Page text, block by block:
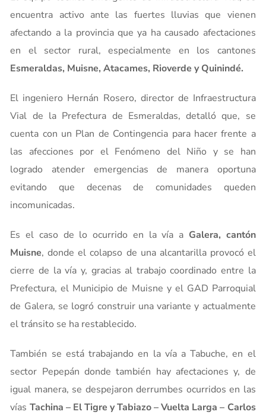
encuentra activo ante las fuertes lluvias que vienen
afectando a la provincia que ya ha causado afectaciones
en el sector rural, especialmente en los cantones
Esmeraldas, Muisne, Atacames, Rioverde y Quinindé.
El ingeniero Hernán Rosero, director de Infraestructura
Vial de la Prefectura de Esmeraldas, detalló que, se
cuenta con un Plan de Contingencia para hacer frente a
las afecciones por el Fenómeno del Niño y se han
logrado atender emergencias de manera oportuna
evitando que decenas de comunidades queden
incomunicadas.
Es el caso de lo ocurrido en la vía a Galera, cantón
Muisne, donde el colapso de una alcantarilla provocó el
cierre de la vía y, gracias al trabajo coordinado entre la
Prefectura, el Municipio de Muisne y el GAD Parroquial
de Galera, se logró construir una variante y actualmente
el tránsito se ha restablecido.
También se está trabajando en la vía a Tabuche, en el
sector Pepepán donde también hay afectaciones y, de
igual manera, se despejaron derrumbes ocurridos en las
vías Tachina – El Tigre y Tabiazo – Vuelta Larga – Carlos